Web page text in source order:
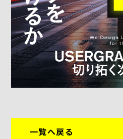
一覧へ戻る